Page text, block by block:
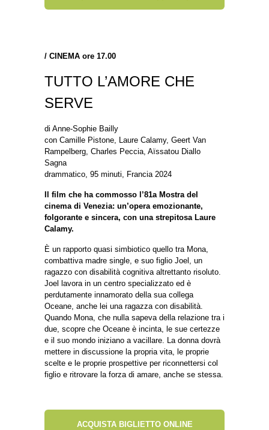
/ CINEMA ore 17.00
TUTTO L’AMORE CHE
SERVE
di Anne-Sophie Bailly
con Camille Pistone, Laure Calamy, Geert Van
Rampelberg, Charles Peccia, Aïssatou Diallo
Sagna
drammatico, 95 minuti, Francia 2024
Il film che ha commosso l’81a Mostra del
cinema di Venezia: un’opera emozionante,
folgorante e sincera, con una strepitosa Laure
Calamy.
È un rapporto quasi simbiotico quello tra Mona,
combattiva madre single, e suo figlio Joel, un
ragazzo con disabilità cognitiva altrettanto risoluto.
Joel lavora in un centro specializzato ed è
perdutamente innamorato della sua collega
Oceane, anche lei una ragazza con disabilità.
Quando Mona, che nulla sapeva della relazione tra i
due, scopre che Oceane è incinta, le sue certezze
e il suo mondo iniziano a vacillare. La donna dovrà
mettere in discussione la propria vita, le proprie
scelte e le proprie prospettive per riconnettersi col
figlio e ritrovare la forza di amare, anche se stessa.
ACQUISTA BIGLIETTO ONLINE